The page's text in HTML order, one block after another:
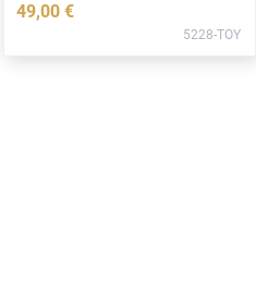
49,00 €
5228-TOY